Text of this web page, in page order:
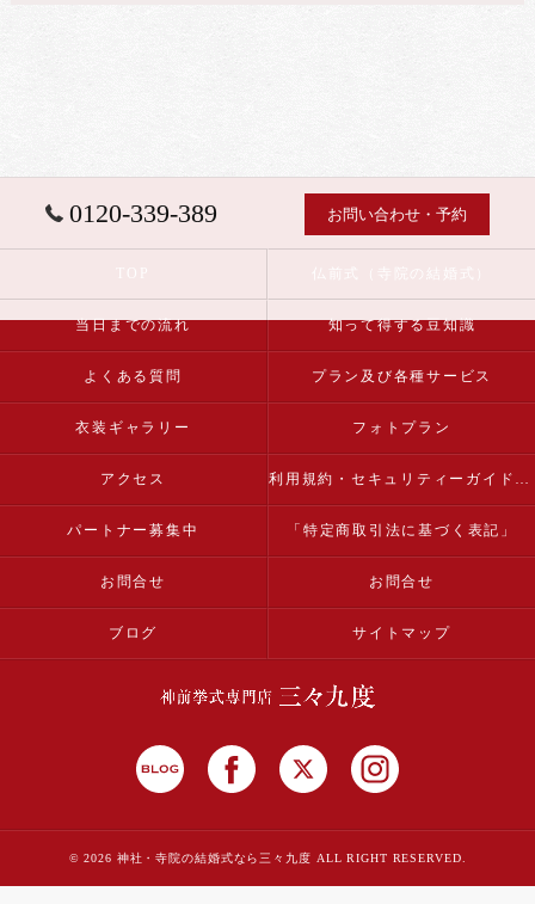
0120-339-389 お問い合わせ・予約
当日までの流れ 知って得する豆知識
よくある質問 プラン及び各種サービス
衣装ギャラリー フォトプラン
アクセス 利用規約・セキュリティーガイドライン
パートナー募集中 「特定商取引法に基づく表記」
お問合せ お問合せ
ブログ サイトマップ
© 2026 神社・寺院の結婚式なら三々九度 ALL RIGHT RESERVED.